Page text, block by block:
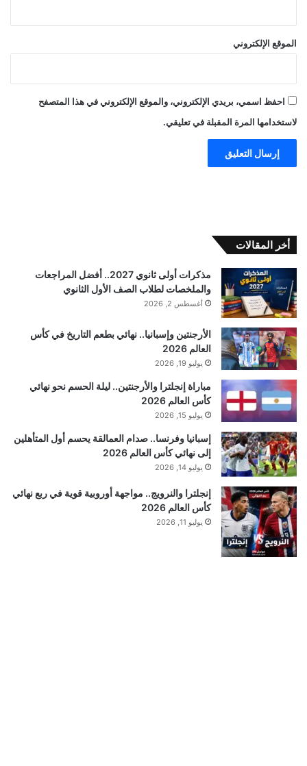
الموقع الإلكتروني
احفظ اسمي، بريدي الإلكتروني، والموقع الإلكتروني في هذا المتصفح
لاستخدامها المرة المقبلة في تعليقي.
أخر المقالات
مذكرات أولى ثانوي 2027.. أفضل المراجعات
والملخصات لطلاب الصف الأول الثانوي
أغسطس 2, 2026
الأرجنتين وإسبانيا.. نهائي بطعم التاريخ في كأس
العالم 2026
يوليو 19, 2026
مباراة إنجلترا والأرجنتين.. ليلة الحسم نحو نهائي
كأس العالم 2026
يوليو 15, 2026
إسبانيا وفرنسا.. صدام العمالقة يحسم أول المتأهلين
إلى نهائي كأس العالم 2026
يوليو 14, 2026
إنجلترا والنرويج.. مواجهة أوروبية قوية في ربع نهائي
كأس العالم 2026
يوليو 11, 2026